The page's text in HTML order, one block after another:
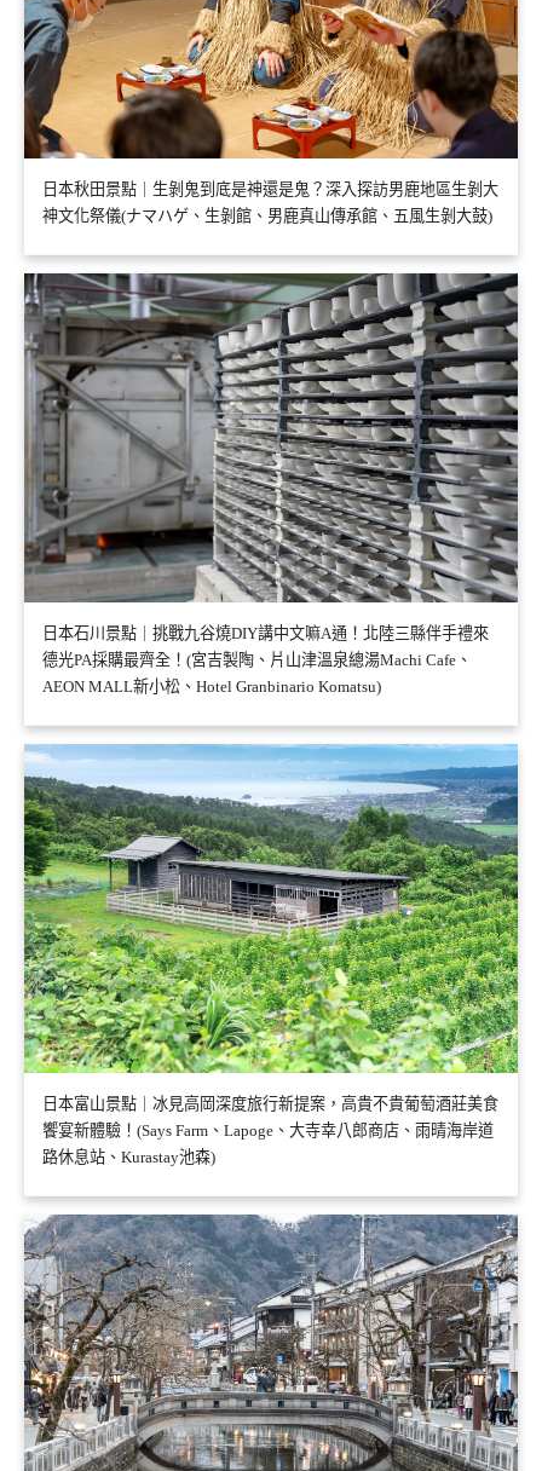
日本秋田景點｜生剝鬼到底是神還是鬼？深入探訪男鹿地區生剝大
神文化祭儀(ナマハゲ、生剝館、男鹿真山傳承館、五風生剝大鼓)
日本石川景點｜挑戰九谷燒DIY講中文嘛A通！北陸三縣伴手禮來
德光PA採購最齊全！(宮吉製陶、片山津溫泉總湯Machi Cafe、
AEON MALL新小松、Hotel Granbinario Komatsu)
日本富山景點｜冰見高岡深度旅行新提案，高貴不貴葡萄酒莊美食
饗宴新體驗！(Says Farm、Lapoge、大寺幸八郎商店、雨晴海岸道
路休息站、Kurastay池森)